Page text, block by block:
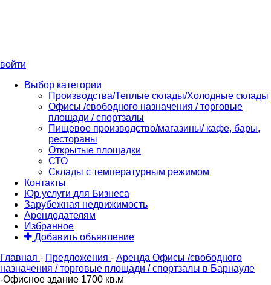
войти
Выбор категории
Производства/Теплые склады/Холодные склады
Офисы /свободного назначения / торговые
площади / спортзалы
Пищевое производство/магазины/ кафе, бары,
рестораны
Открытые площадки
СТО
Склады с температурным режимом
Контакты
Юр.услуги для Бизнеса
Зарубежная недвижимость
Арендодателям
Избранное
Добавить объявление
Главная - Предложения - Аренда Офисы /свободного
назначения / торговые площади / спортзалы в Барнауле
-Офисное здание 1700 кв.м